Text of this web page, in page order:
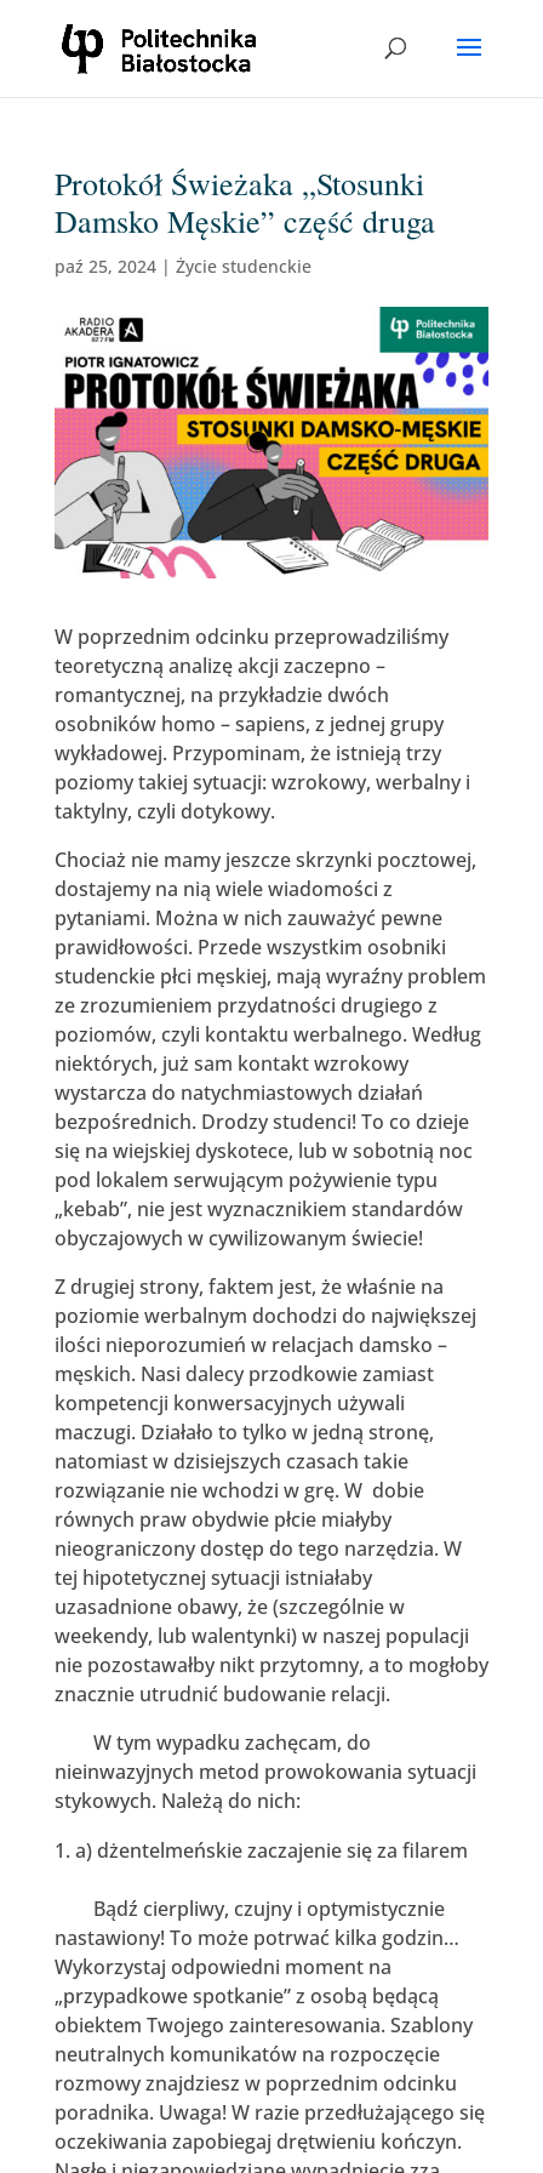
Protokół Świeżaka „Stosunki
Damsko Męskie” część druga
paź 25, 2024| Życie studenckie
W poprzednim odcinku przeprowadziliśmy
teoretyczną analizę akcji zaczepno –
romantycznej, na przykładzie dwóch
osobników homo – sapiens, z jednej grupy
wykładowej. Przypominam, że istnieją trzy
poziomy takiej sytuacji: wzrokowy, werbalny i
taktylny, czyli dotykowy.
Chociaż nie mamy jeszcze skrzynki pocztowej,
dostajemy na nią wiele wiadomości z
pytaniami. Można w nich zauważyć pewne
prawidłowości. Przede wszystkim osobniki
studenckie płci męskiej, mają wyraźny problem
ze zrozumieniem przydatności drugiego z
poziomów, czyli kontaktu werbalnego. Według
niektórych, już sam kontakt wzrokowy
wystarcza do natychmiastowych działań
bezpośrednich. Drodzy studenci! To co dzieje
się na wiejskiej dyskotece, lub w sobotnią noc
pod lokalem serwującym pożywienie typu
„kebab”, nie jest wyznacznikiem standardów
obyczajowych w cywilizowanym świecie!
Z drugiej strony, faktem jest, że właśnie na
poziomie werbalnym dochodzi do największej
ilości nieporozumień w relacjach damsko –
męskich. Nasi dalecy przodkowie zamiast
kompetencji konwersacyjnych używali
maczugi. Działało to tylko w jedną stronę,
natomiast w dzisiejszych czasach takie
rozwiązanie nie wchodzi w grę. W dobie
równych praw obydwie płcie miałyby
nieograniczony dostęp do tego narzędzia. W
tej hipotetycznej sytuacji istniałaby
uzasadnione obawy, że (szczególnie w
weekendy, lub walentynki) w naszej populacji
nie pozostawałby nikt przytomny, a to mogłoby
znacznie utrudnić budowanie relacji.
W tym wypadku zachęcam, do
nieinwazyjnych metod prowokowania sytuacji
stykowych. Należą do nich:
a) dżentelmeńskie zaczajenie się za filarem
Bądź cierpliwy, czujny i optymistycznie
nastawiony! To może potrwać kilka godzin…
Wykorzystaj odpowiedni moment na
„przypadkowe spotkanie” z osobą będącą
obiektem Twojego zainteresowania. Szablony
neutralnych komunikatów na rozpoczęcie
rozmowy znajdziesz w poprzednim odcinku
poradnika. Uwaga! W razie przedłużającego się
oczekiwania zapobiegaj drętwieniu kończyn.